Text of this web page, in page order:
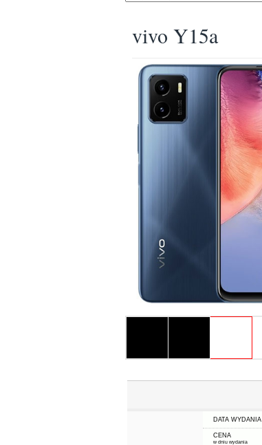
vivo Y15a
DATA WYDANIA
CENA
w dniu wydania